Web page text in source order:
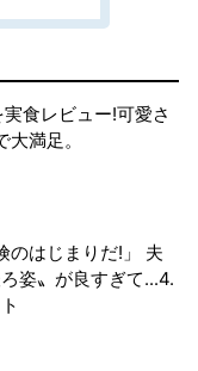
食レビュー!可愛さ
満足。
のはじまりだ!」 夫
姿〟が良すぎて...4.